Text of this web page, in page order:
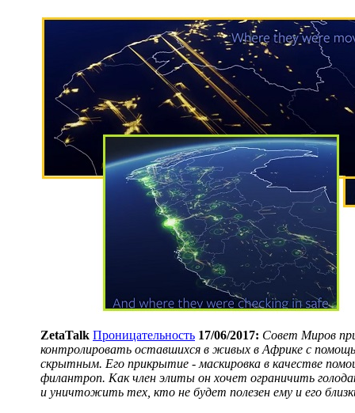
ZetaTalk Проницательность 17/06/2017: Совет Миров
контролировать оставшихся в живых в Африке с
скрытным. Его прикрытие - маскировка в качестве
филантроп. Как член элиты он хочет ограничить
и уничтожить тех, кто не будет полезен ему и его